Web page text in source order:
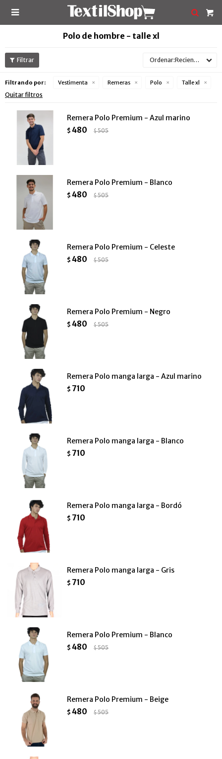

Polo de hombre - talle xl
Recientes
Filtrando por: Vestimenta Remeras Polo Talle xl
Quitar filtros
Remera Polo Premium - Azul marino
$ 480 $505
Remera Polo Premium - Blanco
$ 480 $505
Remera Polo Premium - Celeste
$ 480 $505
Remera Polo Premium - Negro
$ 480 $505
Remera Polo manga larga - Azul marino
$ 710
Remera Polo manga larga - Blanco
$ 710
Remera Polo manga larga - Bordó
$ 710
Remera Polo manga larga - Gris
$ 710
Remera Polo Premium - Blanco
$ 480 $505
Remera Polo Premium - Beige
$ 480 $505